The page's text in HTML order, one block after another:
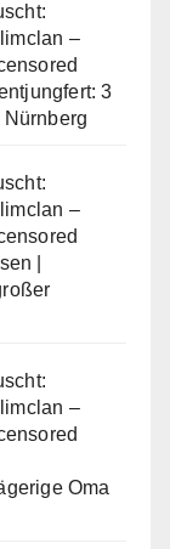
–
3
–
|
–
Oma